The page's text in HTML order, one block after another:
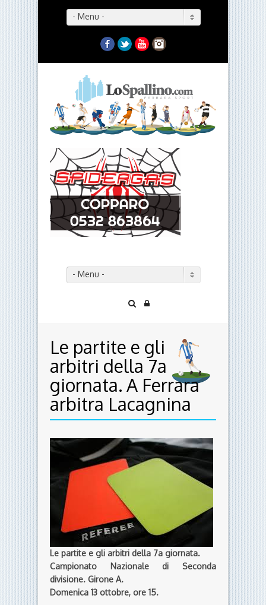
- Menu -
Facebook
TwitterYouTubeInstagram
- Menu -
arbitri della 7a
giornata. A Ferrara
arbitra Lacagnina
Le partite e gli arbitri della 7a giornata.
Campionato Nazionale di Seconda
divisione.
Girone A.
Domenica 13 ottobre, ore 15.
ALESSANDRIA-RIMINI Boggi di Salerno
(Boz e Bresmes)
BELLARIA IGEA M.-MONZA Guarino di
Caltanissetta (Dal Borgo e Bertasi)
CASTIGLIONE-FORLI’ Candeo di Este
(Novellino e Lombardi)